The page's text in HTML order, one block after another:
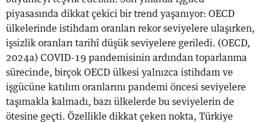
piyasasında dikkat çekici bir trend yaşanıyor: OECD
ülkelerinde istihdam oranları rekor seviyelere ulaşırken,
işsizlik oranları tarihî düşük seviyelere geriledi. (OECD,
2024a) COVID-19 pandemisinin ardından toparlanma
sürecinde, birçok OECD ülkesi yalnızca istihdam ve
işgücüne katılım oranlarını pandemi öncesi seviyelere
taşımakla kalmadı, bazı ülkelerde bu seviyelerin de
ötesine geçti. Özellikle dikkat çeken nokta, Türkiye